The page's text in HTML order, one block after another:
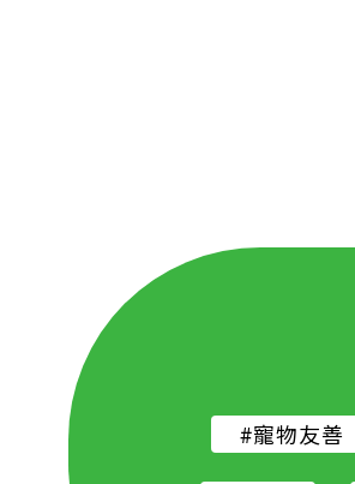
#寵物友善